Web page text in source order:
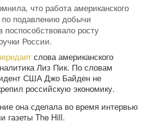
что работа американского
по подавлению добычи
поспособствовало росту
России.
слова американского
Лиз Пик. По словам
США Джо Байден не
российскую экономику.
она сделала во время интервью
газеты The Hill.